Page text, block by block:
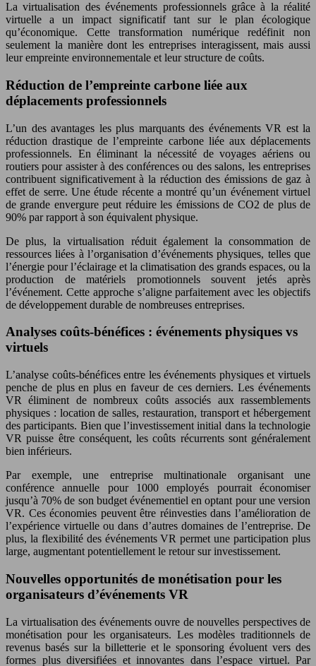
La virtualisation des événements professionnels grâce à la réalité
virtuelle a un impact significatif tant sur le plan écologique
qu’économique. Cette transformation numérique redéfinit non
seulement la manière dont les entreprises interagissent, mais aussi
leur empreinte environnementale et leur structure de coûts.
Réduction de l’empreinte carbone liée aux
déplacements professionnels
L’un des avantages les plus marquants des événements VR est la
réduction drastique de l’empreinte carbone liée aux déplacements
professionnels. En éliminant la nécessité de voyages aériens ou
routiers pour assister à des conférences ou des salons, les entreprises
contribuent significativement à la réduction des émissions de gaz à
effet de serre. Une étude récente a montré qu’un événement virtuel
de grande envergure peut réduire les émissions de CO2 de plus de
90% par rapport à son équivalent physique.
De plus, la virtualisation réduit également la consommation de
ressources liées à l’organisation d’événements physiques, telles que
l’énergie pour l’éclairage et la climatisation des grands espaces, ou la
production de matériels promotionnels souvent jetés après
l’événement. Cette approche s’aligne parfaitement avec les objectifs
de développement durable de nombreuses entreprises.
Analyses coûts-bénéfices : événements physiques vs
virtuels
L’analyse coûts-bénéfices entre les événements physiques et virtuels
penche de plus en plus en faveur de ces derniers. Les événements
VR éliminent de nombreux coûts associés aux rassemblements
physiques : location de salles, restauration, transport et hébergement
des participants. Bien que l’investissement initial dans la technologie
VR puisse être conséquent, les coûts récurrents sont généralement
bien inférieurs.
Par exemple, une entreprise multinationale organisant une
conférence annuelle pour 1000 employés pourrait économiser
jusqu’à 70% de son budget événementiel en optant pour une version
VR. Ces économies peuvent être réinvesties dans l’amélioration de
l’expérience virtuelle ou dans d’autres domaines de l’entreprise. De
plus, la flexibilité des événements VR permet une participation plus
large, augmentant potentiellement le retour sur investissement.
Nouvelles opportunités de monétisation pour les
organisateurs d’événements VR
La virtualisation des événements ouvre de nouvelles perspectives de
monétisation pour les organisateurs. Les modèles traditionnels de
revenus basés sur la billetterie et le sponsoring évoluent vers des
formes plus diversifiées et innovantes dans l’espace virtuel. Par